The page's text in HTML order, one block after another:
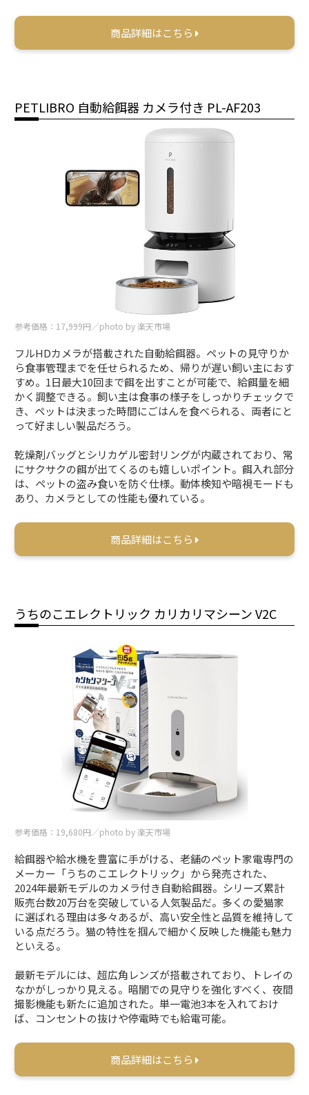
商品詳細はこちら
PETLIBRO 自動給餌器 カメラ付き ‎PL-AF203
参考価格：17,999円／photo by 楽天市場
フルHDカメラが搭載された自動給餌器。ペットの見守りか
ら食事管理までを任せられるため、帰りが遅い飼い主におす
すめ。1日最大10回まで餌を出すことが可能で、給餌量を細
かく調整できる。飼い主は食事の様子をしっかりチェックで
き、ペットは決まった時間にごはんを食べられる、両者にと
って好ましい製品だろう。
乾燥剤バッグとシリカゲル密封リングが内蔵されており、常
にサクサクの餌が出てくるのも嬉しいポイント。餌入れ部分
は、ペットの盗み食いを防ぐ仕様。動体検知や暗視モードも
あり、カメラとしての性能も優れている。
商品詳細はこちら
うちのこエレクトリック カリカリマシーン V2C
参考価格：19,680円／photo by 楽天市場
給餌器や給水機を豊富に手がける、老舗のペット家電専門の
メーカー「うちのこエレクトリック」から発売された、
2024年最新モデルのカメラ付き自動給餌器。シリーズ累計
販売台数20万台を突破している人気製品だ。多くの愛猫家
に選ばれる理由は多々あるが、高い安全性と品質を維持して
いる点だろう。猫の特性を掴んで細かく反映した機能も魅力
といえる。
最新モデルには、超広角レンズが搭載されており、トレイの
なかがしっかり見える。暗闇での見守りを強化すべく、夜間
撮影機能も新たに追加された。単一電池3本を入れておけ
ば、コンセントの抜けや停電時でも給電可能。
商品詳細はこちら